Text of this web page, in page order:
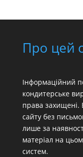
Про цей
Інформаційний
кондитерське
права захищені.
сайту без
лише за
матеріал на
систем.